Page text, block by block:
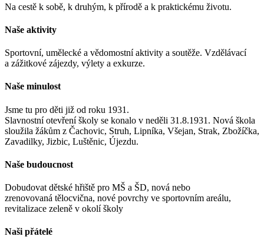
Na cestě k sobě, k druhým, k přírodě a k praktickému životu.
Naše aktivity
Sportovní, umělecké a vědomostní aktivity a soutěže. Vzdělávací
a zážitkové zájezdy, výlety a exkurze.
Naše minulost
Jsme tu pro děti již od roku 1931.
Slavnostní otevření školy se konalo v neděli 31.8.1931. Nová škola
sloužila žákům z Čachovic, Struh, Lipníka, Všejan, Strak, Zbožíčka,
Zavadilky, Jizbic, Luštěnic, Újezdu.
Naše budoucnost
Dobudovat dětské hřiště pro MŠ a ŠD, nová nebo
zrenovovaná tělocvična, nové povrchy ve sportovním areálu,
revitalizace zeleně v okolí školy
Naši přátelé